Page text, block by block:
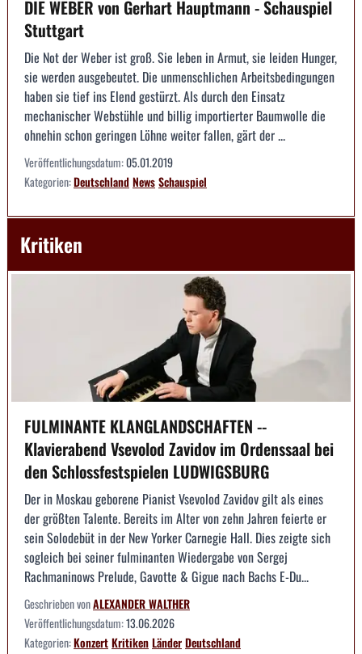
DIE WEBER von Gerhart Hauptmann - Schauspiel
Stuttgart
Die Not der Weber ist groß. Sie leben in Armut, sie leiden Hunger,
sie werden ausgebeutet. Die unmenschlichen Arbeitsbedingungen
haben sie tief ins Elend gestürzt. Als durch den Einsatz
mechanischer Webstühle und billig importierter Baumwolle die
ohnehin schon geringen Löhne weiter fallen, gärt der ...
Veröffentlichungsdatum:05.01.2019
Kategorien:DeutschlandNewsSchauspiel
Kritiken
FULMINANTE KLANGLANDSCHAFTEN --
Klavierabend Vsevolod Zavidov im Ordenssaal bei
den Schlossfestspielen LUDWIGSBURG
Der in Moskau geborene Pianist Vsevolod Zavidov gilt als eines
der größten Talente. Bereits im Alter von zehn Jahren feierte er
sein Solodebüt in der New Yorker Carnegie Hall. Dies zeigte sich
sogleich bei seiner fulminanten Wiedergabe von Sergej
Rachmaninows Prelude, Gavotte & Gigue nach Bachs E-Du...
Geschrieben vonALEXANDER WALTHER
Veröffentlichungsdatum:13.06.2026
Kategorien:KonzertKritikenLänderDeutschland